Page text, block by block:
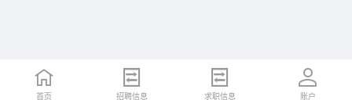
首页 招聘信息 求职信息 账户